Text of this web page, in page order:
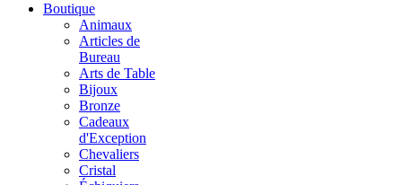
Boutique
Animaux
Articles de
Bureau
Arts de Table
Bijoux
Bronze
Cadeaux
d'Exception
Chevaliers
Cristal